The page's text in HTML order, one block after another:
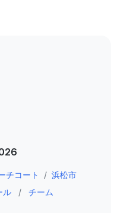
チコート / 浜松市
ル / チーム